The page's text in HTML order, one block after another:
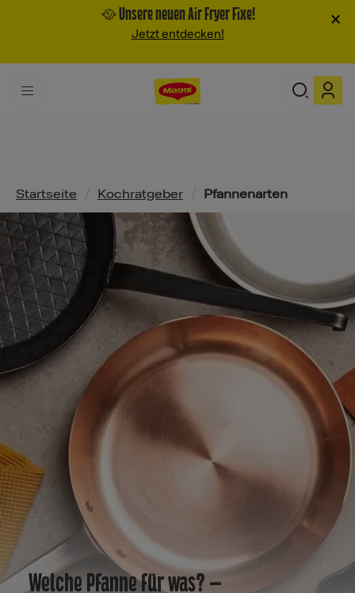
🥘 Unsere neuen Air Fryer Fixe!
Jetzt entdecken!
×
Pfadnavigation
Startseite Kochratgeber Pfannenarten
Welche Pfanne für was? –